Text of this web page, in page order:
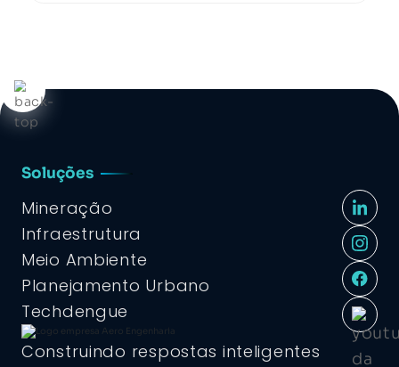
Construindo respostas inteligentes
Soluções
Mineração
Infraestrutura
Meio Ambiente
Planejamento Urbano
Techdengue